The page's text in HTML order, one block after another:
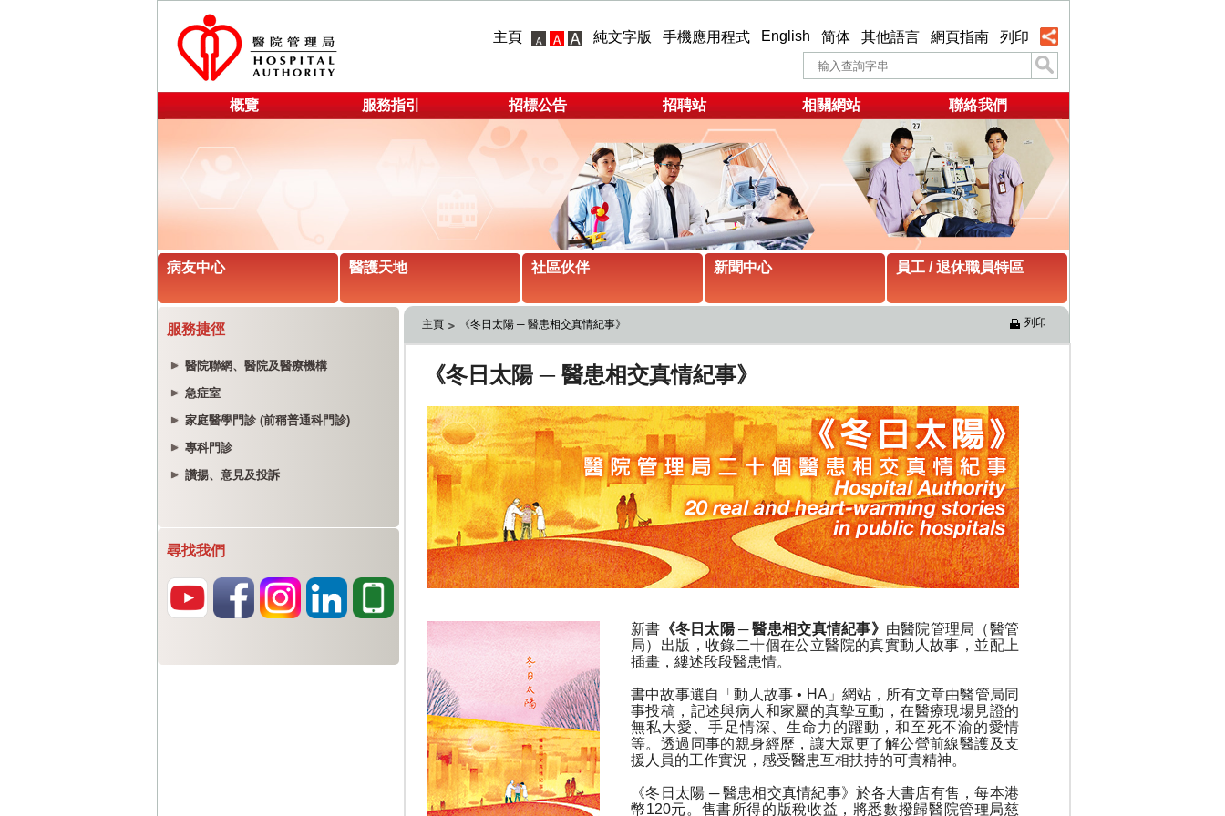
主頁 純文字版 手機應用程式 English 简体 其他語言 網頁指南 列印
概覽 服務指引 招標公告 招聘站 相關網站 聯絡我們
病友中心 醫護天地 社區伙伴 新聞中心 員工 / 退休職員特區
服務捷徑
醫院聯網、醫院及醫療機構
急症室
家庭醫學門診 (前稱普通科門診)
專科門診
讚揚、意見及投訴
尋找我們
主頁 《冬日太陽 ─ 醫患相交真情紀事》 列印